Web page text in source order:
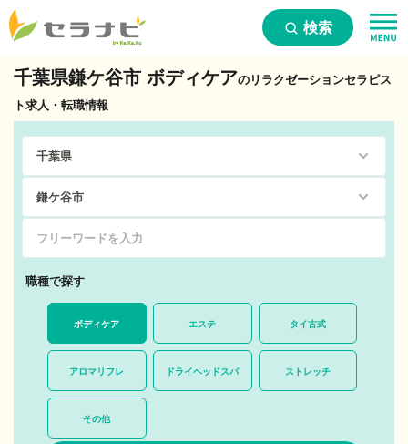
検索
千葉県鎌ケ谷市 ボディケアのリラクゼーションセラピス
ト求人・転職情報
職種で探す
ボディケア エステ タイ古式
アロマリフレ ドライヘッドスパ ストレッチ
その他